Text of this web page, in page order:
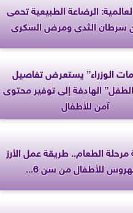
الرضاعة الطبيعية تحمى
سرطان الثدى ومرض السكرى
الوزراء” يستعرض تفاصيل
الهادفة إلى توفير محتوى
آمن للأطفال
مرحلة الطعام.. طريقة عمل الأرز
للأطفال من سن 6...